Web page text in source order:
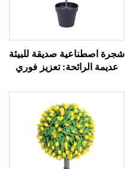
شجرة اصطناعية صديقة للبيئة
عديمة الرائحة: تعزيز فوري